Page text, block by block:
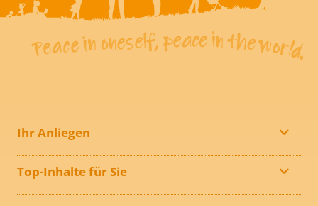
Ihr Anliegen
Top-Inhalte für Sie